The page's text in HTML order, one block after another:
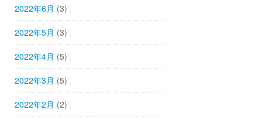
2022年6月 (3)
2022年5月 (3)
2022年4月 (5)
2022年3月 (5)
2022年2月 (2)